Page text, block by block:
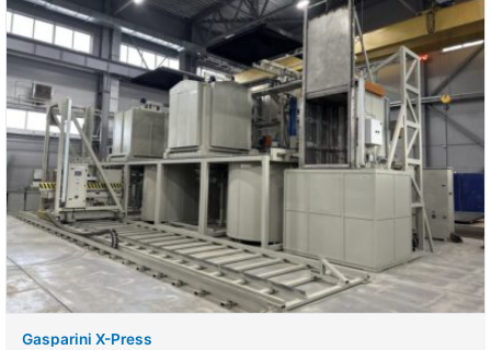
Gasparini X-Press